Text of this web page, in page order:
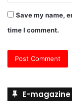
Save my name,
time I comment.
E-magazine